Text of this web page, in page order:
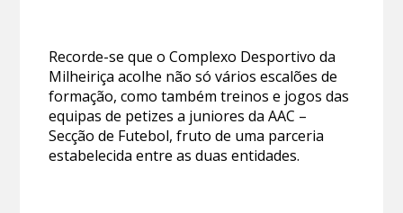
Recorde-se que o Complexo Desportivo da
Milheiriça acolhe não só vários escalões de
formação, como também treinos e jogos das
equipas de petizes a juniores da AAC –
Secção de Futebol, fruto de uma parceria
estabelecida entre as duas entidades.